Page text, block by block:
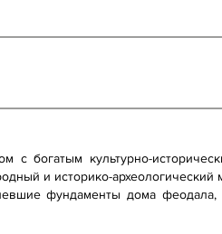
богатым культурно-
и историко-археологический
фундаменты дома